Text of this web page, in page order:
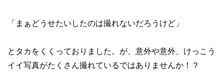
「まぁどうせたいしたのは撮れないだろうけど」
とタカをくくっておりました。が、意外や意外、けっこう
イイ写真がたくさん撮れているではありませんか！？